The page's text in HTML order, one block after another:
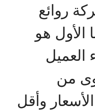
روائع
الأول هو
من
وأقل